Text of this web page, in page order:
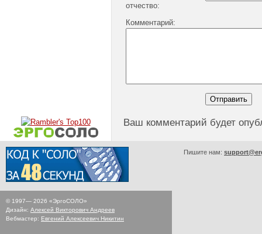
отчество:
Комментарий:
Ваш комментарий будет
© 1997— 2026 «ЭргоСОЛО»
Дизайн: Алексей Викторович Андреев
Вебмастер: Евгений Алексеевич Никитин
Пишите нам: